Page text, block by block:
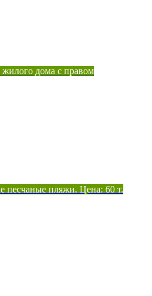
дома с правом
песчаные пляжи. Цена: 60 т.